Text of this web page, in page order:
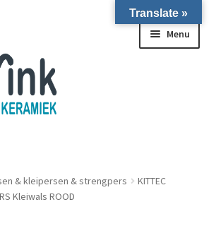
Menu
& kleipersen & strengpers
KITTEC
Kleiwals ROOD
Translate »